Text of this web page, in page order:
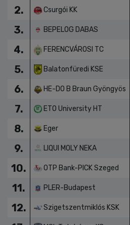
1. Budai Farkasok-Rév
2. Csurgói KK
3. BEPELOG DABAS
4. FERENCVÁROSI TC
5. Balatonfüredi KSE
6. HE-DO B Braun Gyöngyös
7. ETO University HT
8. Eger
9. LIQUI MOLY NEKA
10. OTP Bank-PICK Szeged
11. PLER-Budapest